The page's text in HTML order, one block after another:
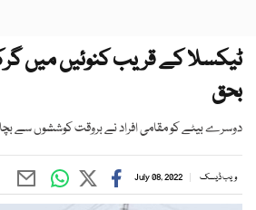
ٹیکسلا کے قریب کنوئیں میں
بحق
دوسرے بیٹے کو مقامی افراد نے بروقت کوششوں سے بچا
ویب ڈیسک July 08, 2022